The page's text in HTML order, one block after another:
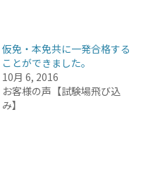
仮免・本免共に一発合格する
ことができました。
10月 6, 2016
お客様の声【試験場飛び込
み】